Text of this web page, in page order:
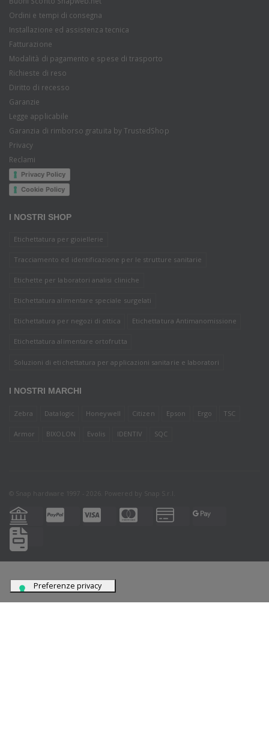
Ordini e tempi di consegna
Installazione ed assistenza tecnica
Fatturazione
Modalità di pagamento e spese di trasporto
Richieste di reso
Diritto di recesso
Garanzie
Legge applicabile
Garanzia di rimborso gratuita by TrustedShop
Privacy
Reclami
Privacy Policy
Cookie Policy
I NOSTRI SHOP
Etichettatura per gioiellerie
Tracciamento ed identificazione per le strutture sanitarie
Etichette per laboratori analisi cliniche
Etichettatura alimentare speciale surgelati
Etichettatura per negozi di ottica Etichettatura Antimanomissione
Etichettatura alimentare ortofrutta
Soluzioni di etichettatura per applicazioni sanitarie e laboratori
I NOSTRI MARCHI
Zebra Datalogic Honeywell Citizen Epson Ergo TSC
Armor BIXOLON Evolis IDENTIV SQC
© Snap hardware 1997 - 2026. Powered by Snap S.r.l.